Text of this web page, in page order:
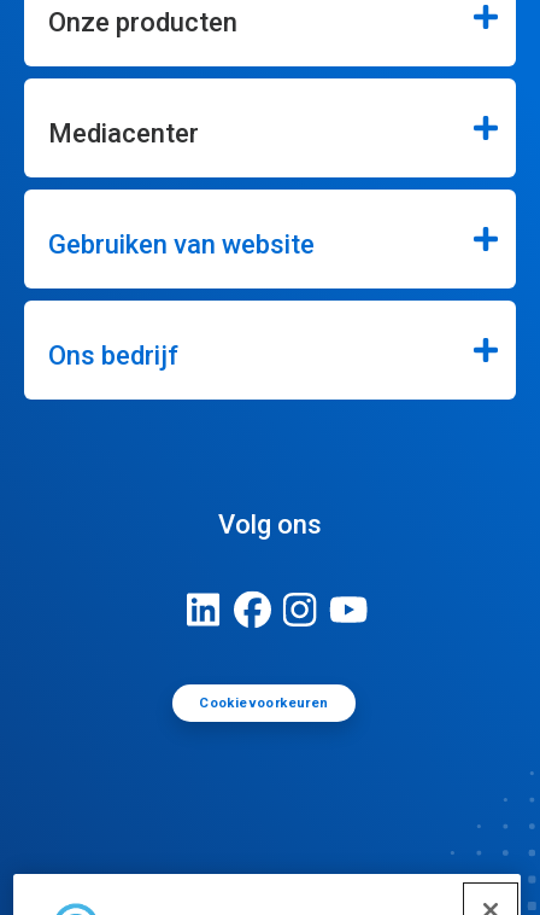
Onze producten
Mediacenter
Gebruiken van website
Ons bedrijf
Volg ons
Cookievoorkeuren